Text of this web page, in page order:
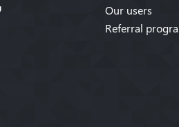
Our users
Referral